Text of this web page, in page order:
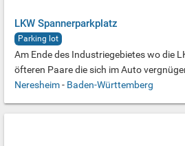
LKW Spannerparkplatz
Parking lot
Am Ende des Industriegebietes wo die
öfteren Paare die sich im Auto
Neresheim- Baden-Württemberg